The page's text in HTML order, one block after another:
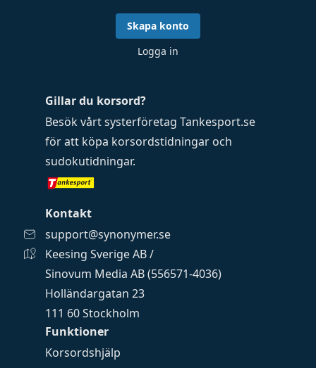
Funktioner
Korsordshjälp
Gillar du korsord?
Besök vårt systerföretag Tankesport.se
för att köpa korsordstidningar och
sudokutidningar.
Kontakt
support@synonymer.se
Keesing Sverige AB /
Sinovum Media AB (556571-4036)
Holländargatan 23
111 60 Stockholm
Skapa konto
Logga in